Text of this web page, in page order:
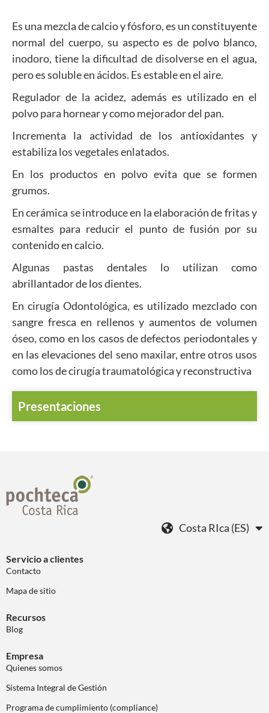
Es una mezcla de calcio y fósforo, es un constituyente
normal del cuerpo, su aspecto es de polvo blanco,
inodoro, tiene la dificultad de disolverse en el agua,
pero es soluble en ácidos. Es estable en el aire.
Regulador de la acidez, además es utilizado en el
polvo para hornear y como mejorador del pan.
Incrementa la actividad de los antioxidantes y
estabiliza los vegetales enlatados.
En los productos en polvo evita que se formen
grumos.
En cerámica se introduce en la elaboración de fritas y
esmaltes para reducir el punto de fusión por su
contenido en calcio.
Algunas pastas dentales lo utilizan como
abrillantador de los dientes.
En cirugía Odontológica, es utilizado mezclado con
sangre fresca en rellenos y aumentos de volumen
óseo, como en los casos de defectos periodontales y
en las elevaciones del seno maxilar, entre otros usos
como los de cirugía traumatológica y reconstructiva
Presentaciones
Costa RIca (ES)
Servicio a clientes
Contacto
Mapa de sitio
Recursos
Blog
Empresa
Quienes somos
Sistema Integral de Gestión
Programa de cumplimiento (compliance)